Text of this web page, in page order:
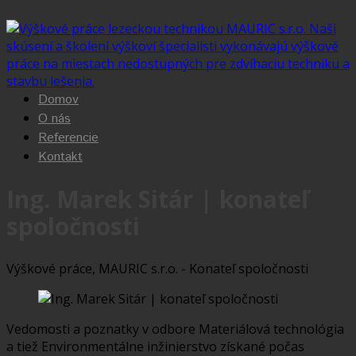
Výškové
práce
-
Mauric,
s.r.o.,
pôsobíme
ZA,
DK,
Žilina,
Domov
O nás
Referencie
Kontakt
Výškové práce, MAURIC s.r.o. - Konateľ spoločnosti
Vedomosti a poznatky v odbore Materiálová technológia
a tiež Environmentálne inžinierstvo získané počas